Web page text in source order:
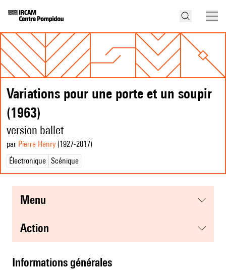
Variations pour une porte et un soupir
(1963)
version ballet
par Pierre Henry (1927-2017)
Électronique Scénique
menu
action
informations générales